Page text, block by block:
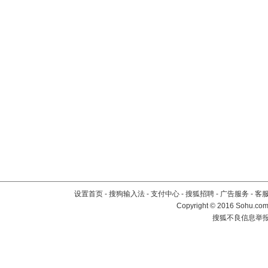
设置首页 - 搜狗输入法 - 支付中心 - 搜狐招聘 - 广告服务 - 客
Copyright©2016
搜狐不良信息举